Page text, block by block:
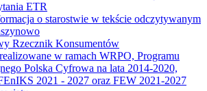
ETR
o starostwie w tekście odczytywanym
Rzecznik Konsumentów
w ramach WRPO, Programu
Polska Cyfrowa na lata 2014-2020,
2021 - 2027 oraz FEW 2021-2027